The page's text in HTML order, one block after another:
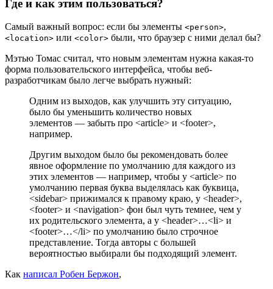
Где и как этим пользоваться?
Самый важный вопрос: если бы элементы <person>,
<location> или <color> были, что браузер с ними делал бы?
Мэтью Томас считал, что новым элементам нужна какая-то
форма пользовательского интерфейса, чтобы веб-
разработчикам было легче выбрать нужный:
Одним из выходов, как улучшить эту ситуацию,
было бы уменьшить количество новых
элементов — забыть про <article> и <footer>,
например.
Другим выходом было бы рекомендовать более
явное оформление по умолчанию для каждого из
этих элементов — например, чтобы у <article> по
умолчанию первая буква выделялась как буквица,
<sidebar> прижимался к правому краю, у <header>,
<footer> и <navigation> фон был чуть темнее, чем у
их родительского элемента, а у <header>…<li> и
<footer>…</li> по умолчанию было строчное
представление. Тогда авторы с большей
вероятностью выбирали бы подходящий элемент.
Как написал Робен Бержон,